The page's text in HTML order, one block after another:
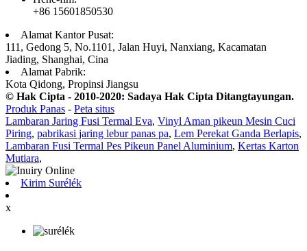
+86 15601850530
Alamat Kantor Pusat:
111, Gedong 5, No.1101, Jalan Huyi, Nanxiang, Kacamatan
Jiading, Shanghai, Cina
Alamat Pabrik:
Kota Qidong, Propinsi Jiangsu
© Hak Cipta - 2010-2020: Sadaya Hak Cipta Ditangtayungan.
Produk Panas - Peta situs
Lambaran Jaring Fusi Termal Eva, Vinyl Aman pikeun Mesin Cuci
Piring, pabrikasi jaring lebur panas pa, Lem Perekat Ganda Berlapis,
Lambaran Fusi Termal Pes Pikeun Panel Aluminium, Kertas Karton
Mutiara,
Kirim Surélék
x